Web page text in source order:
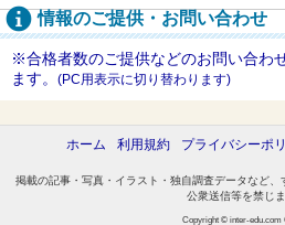
情報のご提供・お問い合わせ
※合格者数のご提供などのお問い合わ
ます。 (PC用表示に切り替わります)
ホーム 利用規約 プライバシーポ
掲載の記事・写真・イラスト・独自調査データなど、
公衆送信等を禁じま
Copyright © inter-edu.com